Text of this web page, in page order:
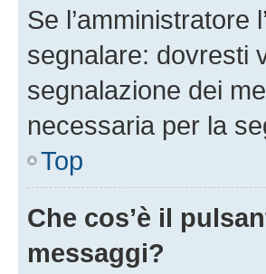
Se l’amministratore
segnalare: dovresti
segnalazione dei
necessaria per la
Top
Che cos’è il
messaggi?